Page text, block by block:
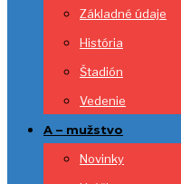
Základné údaje
História
Štadión
Vedenie
A – mužstvo
Novinky